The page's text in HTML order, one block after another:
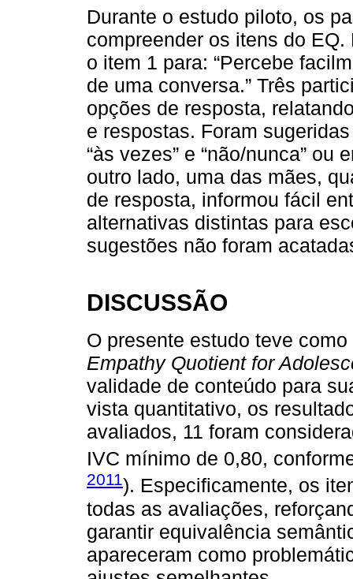
Durante o estudo piloto, os
compreender os itens do
o item 1 para: “Percebe
de uma conversa.” Três
opções de resposta,
e respostas. Foram
“às vezes” e “não/nunca” ou
outro lado, uma das mães,
de resposta, informou fácil
alternativas distintas para
sugestões não foram
DISCUSSÃO
O presente estudo teve
Empathy Quotient for
validade de conteúdo para
vista quantitativo, os
avaliados, 11 foram
IVC mínimo de 0,80,
2011). Especificamente, os
todas as avaliações,
garantir equivalência
apareceram como